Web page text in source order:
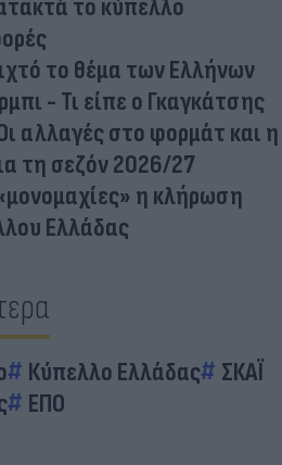
το κύπελλο
το θέμα των Ελλήνων
- Τι είπε ο Γκαγκάτσης
αλλαγές στο φορμάτ και η
τη σεζόν 2026/27
η κλήρωση
Ελλάδας
Κύπελλο Ελλάδας
ΣΚΑΪ
ΕΠΟ